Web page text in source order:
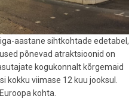
aastane sihtkohtade edetabel,
põnevad atraktsioonid on
kogukonnalt kõrgemaid
kokku viimase 12 kuu jooksul.
kohta.